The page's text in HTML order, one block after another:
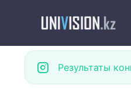
Результаты